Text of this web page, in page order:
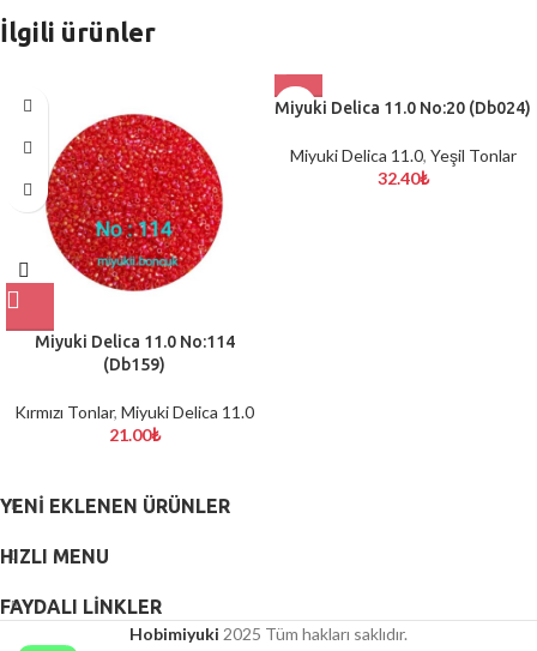
İlgili ürünler
Miyuki Delica 11.0 No:114
(Db159)
Kırmızı Tonlar, Miyuki Delica 11.0
21.00₺
Miyuki Delica 11.0 No:20 (Db024)
Miyuki Delica 11.0, Yeşil Tonlar
32.40₺
YENI EKLENEN ÜRÜNLER
HIZLI MENU
FAYDALI LİNKLER
Hobimiyuki 2025 Tüm hakları saklıdır.